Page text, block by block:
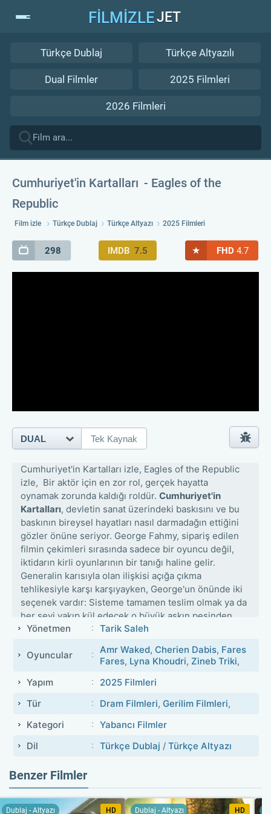
FİLMİZLEJET
Türkçe Dublaj Türkçe Altyazılı
Dual Filmler 2025 Filmleri
2026 Filmleri
Cumhuriyet'in Kartalları
Eagles of the
Republic
Film izle Türkçe Dublaj Türkçe Altyazı 2025 Filmleri
298 IMDB 7.5 ★ FHD 4.7
Cumhuriyet'in Kartalları izle, Eagles of the Republic
izle, Bir aktör için en zor rol, gerçek hayatta
oynamak zorunda kaldığı roldür. Cumhuriyet'in
Kartalları, devletin sanat üzerindeki baskısını ve bu
baskının bireysel hayatları nasıl darmadağın ettiğini
gözler önüne seriyor. George Fahmy, sipariş edilen
filmin çekimleri sırasında sadece bir oyuncu değil,
iktidarın kirli oyunlarının bir tanığı haline gelir.
Generalin karısıyla olan ilişkisi açığa çıkma
tehlikesiyle karşı karşıyayken, George'un önünde iki
seçenek vardır: Sisteme tamamen teslim olmak ya da
her şeyi yakıp kül edecek o büyük aşkın peşinden
gitmek.
Yönetmen Tarik Saleh
Oyuncular Amr Waked, Cherien Dabis, Fares
Fares, Lyna Khoudri, Zineb Triki,
Yapım
2025 Filmleri
Tür
Dram Filmleri, Gerilim Filmleri,
Kategori
Yabancı Filmler
Dil
Türkçe Dublaj / Türkçe Altyazı
DUAL Tek Kaynak
Benzer Filmler
Dublaj - Altyazı HD Dublaj - Altyazı HD